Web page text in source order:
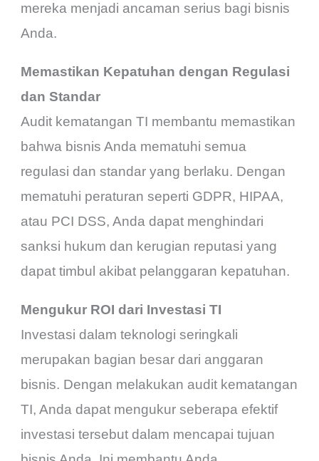
mereka menjadi ancaman serius bagi bisnis
Anda.
Memastikan Kepatuhan dengan Regulasi
dan Standar
Audit kematangan TI membantu memastikan
bahwa bisnis Anda mematuhi semua
regulasi dan standar yang berlaku. Dengan
mematuhi peraturan seperti GDPR, HIPAA,
atau PCI DSS, Anda dapat menghindari
sanksi hukum dan kerugian reputasi yang
dapat timbul akibat pelanggaran kepatuhan.
Mengukur ROI dari Investasi TI
Investasi dalam teknologi seringkali
merupakan bagian besar dari anggaran
bisnis. Dengan melakukan audit kematangan
TI, Anda dapat mengukur seberapa efektif
investasi tersebut dalam mencapai tujuan